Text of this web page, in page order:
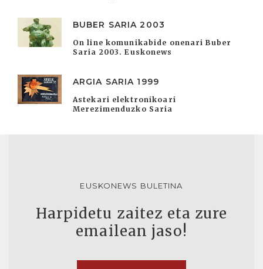
BUBER SARIA 2003
On line komunikabide onenari Buber
Saria 2003. Euskonews
ARGIA SARIA 1999
Astekari elektronikoari
Merezimenduzko Saria
EUSKONEWS BULETINA
Harpidetu zaitez eta zure
emailean jaso!